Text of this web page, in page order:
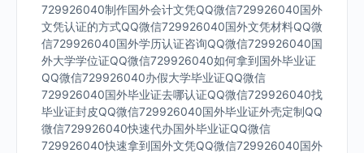
729926040制作国外会计文凭QQ微信729926040国外
文凭认证的方式QQ微信729926040国外文凭材料QQ微
信729926040国外学历认证咨询QQ微信729926040国
外大学学位证QQ微信729926040如何拿到国外毕业证
QQ微信729926040办假大学毕业证QQ微信
729926040国外毕业证去哪认证QQ微信729926040找
毕业证封皮QQ微信729926040国外毕业证外壳定制QQ
微信729926040快速代办国外毕业证QQ微信
729926040快速拿到国外文凭QQ微信729926040国外